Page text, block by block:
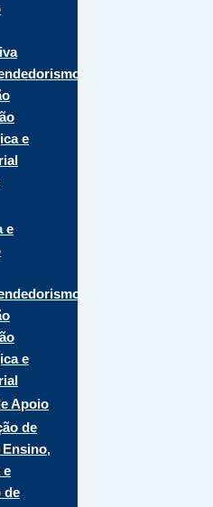
e
e
e
Apoio
de
e
de